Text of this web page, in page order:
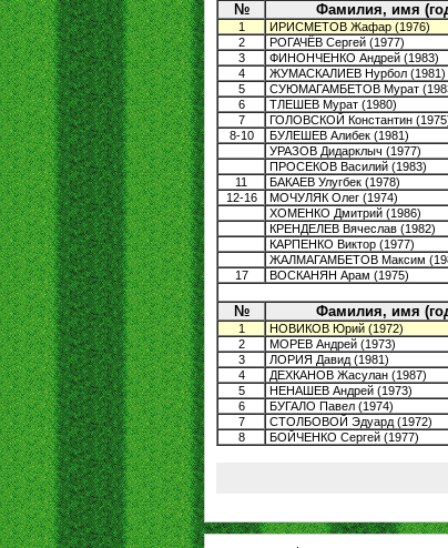
№ Фамилия, имя
1 ИРИСМЕТОВ Жафар (1976)
2
РОГАЧЁВ Сергей (1977)
3
ФИНОНЧЕНКО Андрей (1983)
4
ЖУМАСКАЛИЕВ Нурбол (1981)
5
СУЮМАГАМБЕТОВ Мурат
6
ТЛЕШЕВ Мурат (1980)
7
ГОЛОВСКОЙ Константин
8-10
БУЛЕШЕВ Алибек (1981)
УРАЗОВ Дидарклыч (1977)
ПРОСЕКОВ Василий (1983)
11
БАКАЕВ Улугбек (1978)
12-16
МОЧУЛЯК Олег (1974)
ХОМЕНКО Дмитрий (1986)
КРЕНДЕЛЕВ Вячеслав (1982)
КАРПЕНКО Виктор (1977)
ЖАЛМАГАМБЕТОВ Максим
17
ВОСКАНЯН Арам (1975)
№ Фамилия, имя
1 НОВИКОВ Юрий (1972)
2
МОРЕВ Андрей (1973)
3
ЛОРИЯ Давид (1981)
4
ДЕХКАНОВ Жасулан (1987)
5
НЕНАШЕВ Андрей (1973)
6
БУГАЛО Павел (1974)
7
СТОЛБОВОЙ Эдуард (1972)
8
БОЙЧЕНКО Сергей (1977)